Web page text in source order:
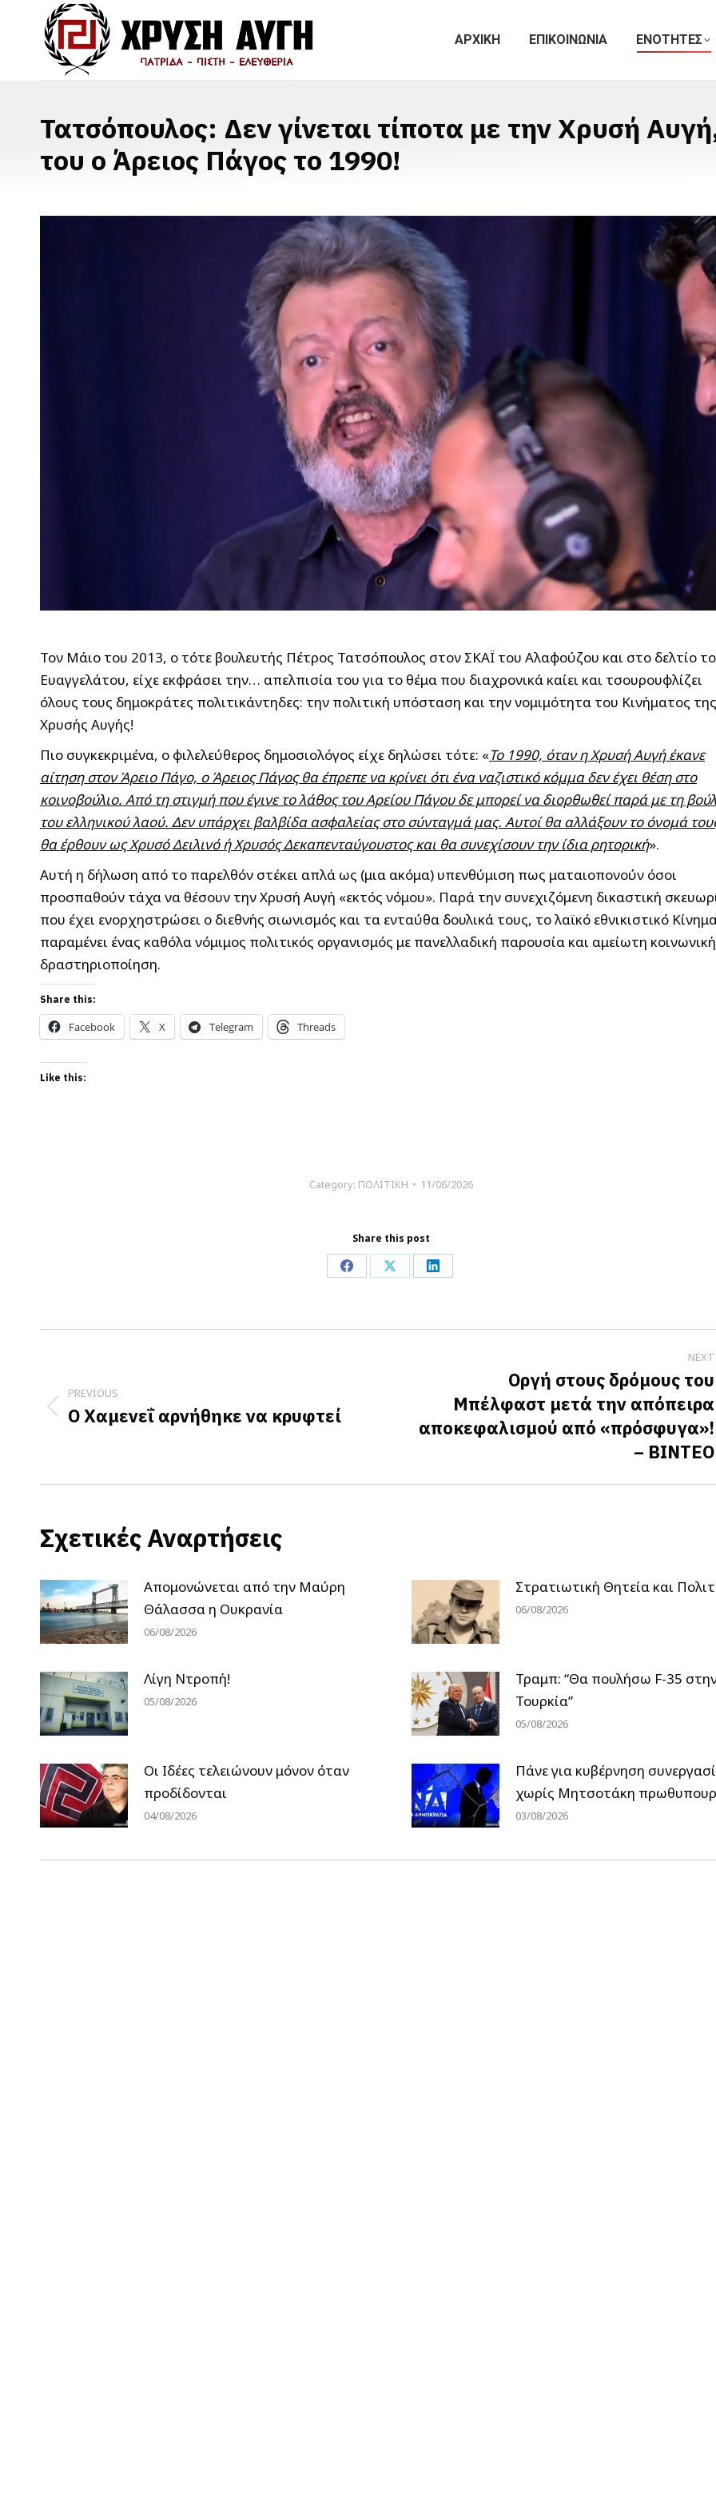
ΑΡΧΙΚΗ ΕΠΙΚΟΙΝΩΝΙΑ ΕΝΟΤΗΤΕΣ
Τατσόπουλος: Δεν γίνεται τίποτα με την Χρυσή
του ο Άρειος Πάγος το 1990!
Τον Μάιο του 2013, ο τότε βουλευτής Πέτρος Τατσόπουλος στον ΣΚΑΪ του Αλαφούζου και στο δελτίο
Ευαγγελάτου, είχε εκφράσει την… απελπισία του για το θέμα που διαχρονικά καίει και τσουρουφλίζει
όλους τους δημοκράτες πολιτικάντηδες: την πολιτική υπόσταση και την νομιμότητα του Κινήματος της
Χρυσής Αυγής!
Πιο συγκεκριμένα, ο φιλελεύθερος δημοσιολόγος είχε δηλώσει τότε: «Το 1990, όταν η Χρυσή Αυγή έκανε
αίτηση στον Άρειο Πάγο, ο Άρειος Πάγος θα έπρεπε να κρίνει ότι ένα ναζιστικό κόμμα δεν έχει θέση στο
κοινοβούλιο. Από τη στιγμή που έγινε το λάθος του Αρείου Πάγου δε μπορεί να διορθωθεί παρά με τη
του ελληνικού λαού. Δεν υπάρχει βαλβίδα ασφαλείας στο σύνταγμά μας. Αυτοί θα αλλάξουν το όνομά
θα έρθουν ως Χρυσό Δειλινό ή Χρυσός Δεκαπενταύγουστος και θα συνεχίσουν την ίδια ρητορική».
Αυτή η δήλωση από το παρελθόν στέκει απλά ως (μια ακόμα) υπενθύμιση πως ματαιοπονούν όσοι
προσπαθούν τάχα να θέσουν την Χρυσή Αυγή «εκτός νόμου». Παρά την συνεχιζόμενη δικαστική
που έχει ενορχηστρώσει ο διεθνής σιωνισμός και τα ενταύθα δουλικά τους, το λαϊκό εθνικιστικό
παραμένει ένας καθόλα νόμιμος πολιτικός οργανισμός με πανελλαδική παρουσία και αμείωτη κοινωνική
δραστηριοποίηση.
Share this:
Facebook X Telegram Threads
Like this:
Category: ΠΟΛΙΤΙΚΗ 11/06/2026
Share this post
Share Share Share
navigation
PREVIOUS
Previous
Ο Χαμενεΐ αρνήθηκε να κρυφτεί
NEXT
post:
Οργή στους δρόμους του
Μπέλφαστ μετά την απόπειρα
αποκεφαλισμού από «πρόσφυγα»!
– ΒΙΝΤΕΟ
Σχετικές Αναρτήσεις
Απομονώνεται από την Μαύρη
Θάλασσα η Ουκρανία
06/08/2026
Στρατιωτική Θητεία και
06/08/2026
Λίγη Ντροπή!
05/08/2026
Τραμπ: “Θα πουλήσω F-35
Τουρκία”
05/08/2026
Οι Ιδέες τελειώνουν μόνον όταν
προδίδονται
04/08/2026
Πάνε για κυβέρνηση
χωρίς Μητσοτάκη
03/08/2026